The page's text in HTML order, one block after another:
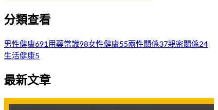
分類查看
男性健康691 用藥常識98女性健康55兩性關係37親密關係24
生活健康5
最新文章